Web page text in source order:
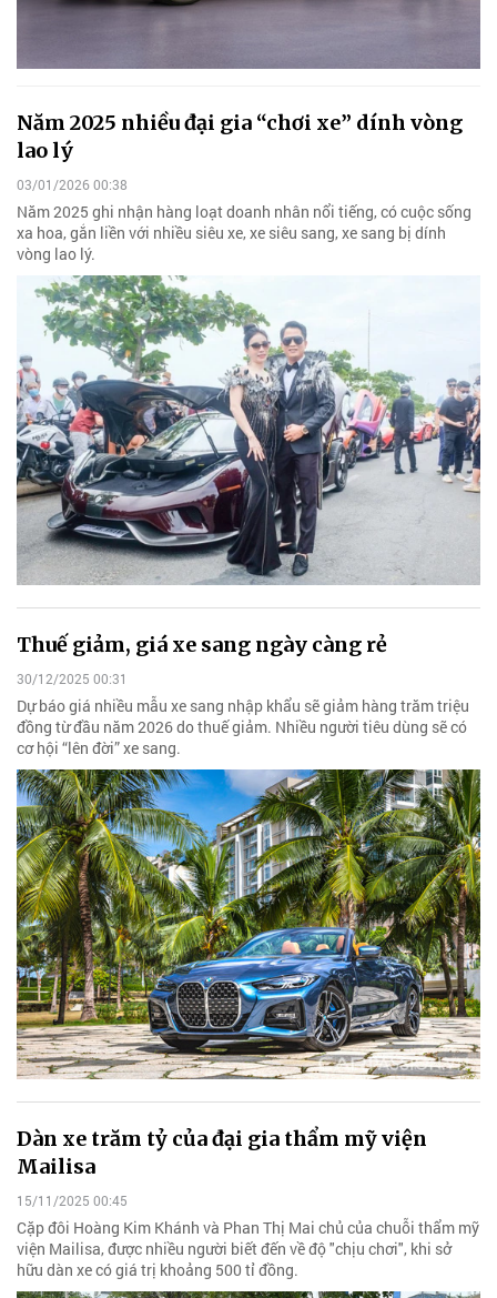
Năm 2025 nhiều đại gia “chơi xe” dính vòng
lao lý
03/01/2026 00:38
Năm 2025 ghi nhận hàng loạt doanh nhân nổi tiếng, có cuộc sống
xa hoa, gắn liền với nhiều siêu xe, xe siêu sang, xe sang bị dính
vòng lao lý.
Thuế giảm, giá xe sang ngày càng rẻ
30/12/2025 00:31
Dự báo giá nhiều mẫu xe sang nhập khẩu sẽ giảm hàng trăm triệu
đồng từ đầu năm 2026 do thuế giảm. Nhiều người tiêu dùng sẽ có
cơ hội “lên đời” xe sang.
Dàn xe trăm tỷ của đại gia thẩm mỹ viện
Mailisa
15/11/2025 00:45
Cặp đôi Hoàng Kim Khánh và Phan Thị Mai chủ của chuỗi thẩm mỹ
viện Mailisa, được nhiều người biết đến về độ "chịu chơi", khi sở
hữu dàn xe có giá trị khoảng 500 tỉ đồng.